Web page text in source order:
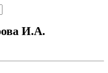
И.А.